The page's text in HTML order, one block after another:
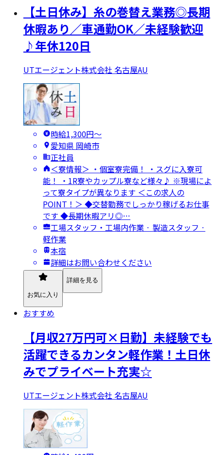
【土日休み】糸の巻替え業務◎長期
休暇あり／車通勤OK／未経験歓迎
♪年休120日
UTエージェント株式会社 名古屋AU
時給1,300円〜
愛知県 岡崎市
正社員
＜寮情報＞ ・個室寮完備！ ・スグに入寮可
能！ ・1R寮やカップル寮など様々♪ ※現場によ
って寮タイプが異なります ＜この求人の
POINT！＞ ◆交替勤務でしっかり稼げるお仕事
です ◆長期休暇アリ◎…
工場スタッフ・工場内作業 · 製造スタッフ ·
軽作業
本宿
詳細はお問い合わせください
お気に入り
詳細を見る
おすすめ
【月収27万円可×日勤】未経験でも
活躍できるカンタン軽作業！土日休
みでプライベート充実☆
UTエージェント株式会社 名古屋AU